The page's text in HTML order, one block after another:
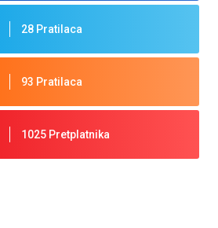
28 Pratilaca
93 Pratilaca
1025 Pretplatnika